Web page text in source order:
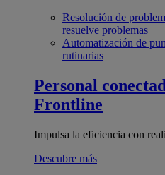
Resolución de
resuelve problemas
Automatización de
rutinarias
Personal
Frontline
Impulsa la eficiencia con
Descubre más